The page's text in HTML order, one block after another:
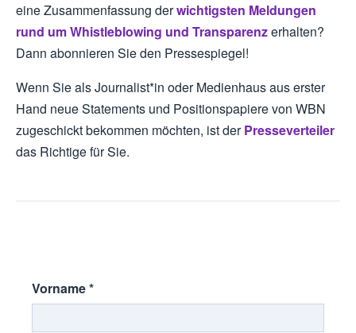
eine Zusammenfassung derwichtigsten Meldungen
rund um Whistleblowing und Transparenzerhalten?
Dann abonnieren Sie den Pressespiegel!
Wenn Sie als Journalist*in oder Medienhaus aus erster
Hand neue Statements und Positionspapiere von WBN
zugeschickt bekommen möchten, ist derPresseverteiler
das Richtige für Sie.
Vorname*